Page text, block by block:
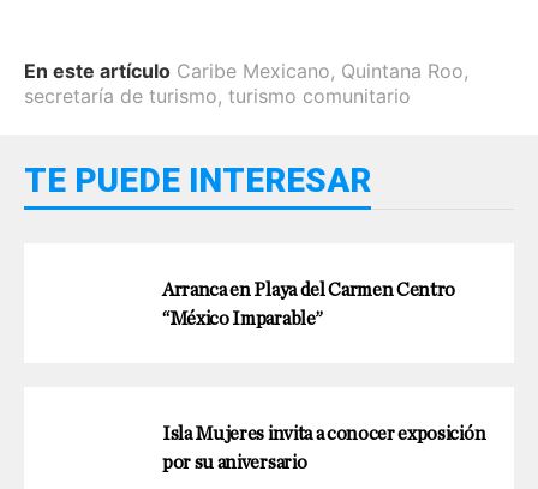
En este artículo Caribe Mexicano, Quintana Roo,
secretaría de turismo, turismo comunitario
TE PUEDE INTERESAR
Arranca en Playa del Carmen Centro
“México Imparable”
Isla Mujeres invita a conocer exposición
por su aniversario